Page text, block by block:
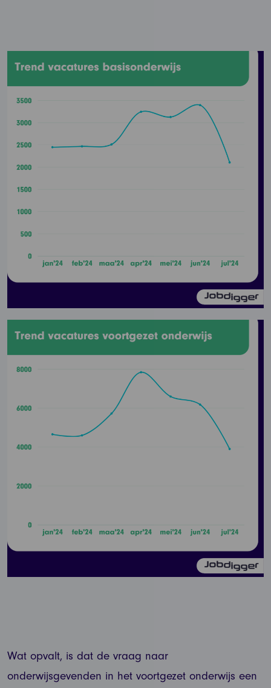
Wat opvalt, is dat de vraag naar
onderwijsgevenden in het voortgezet onderwijs een